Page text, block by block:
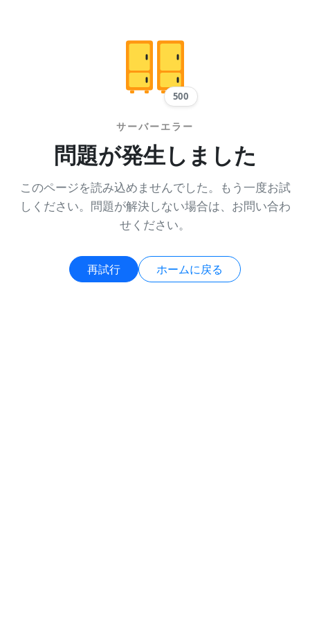
500
サーバーエラー
問題が発生しました
このページを読み込めませんでした。もう一度お試
しください。問題が解決しない場合は、お問い合わ
せください。
再試行 ホームに戻る